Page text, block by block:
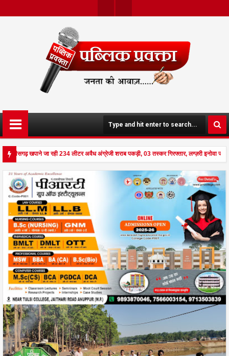
Ter
Boo
K
खपाने जा रही 234 लीटर अवैध अंग्रेजी शराब पकड़ी, 03 तस्कर गिरफ्तार, लग्ज़री इनोवा
दहला अनूपपुर - घर पर किसान व नौकरानी का मिला रक्तरंजित शव, पत्नी गंभीर घायल में मेडिकल रेफर